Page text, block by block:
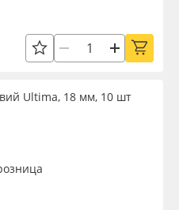
Ultima, 18 мм, 10 шт